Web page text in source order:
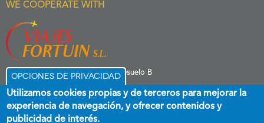
WE COOPERATE WITH
C/ Menéndez Pelayo 6 Entresuelo B
Opciones de privacidad
Utilizamos cookies propias y de terceros para mejorar la
experiencia de navegación, y ofrecer contenidos y
publicidad de interés.